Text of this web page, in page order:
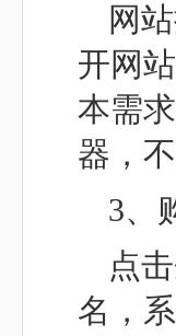
网
开网
本需
器，
3、
点
名，